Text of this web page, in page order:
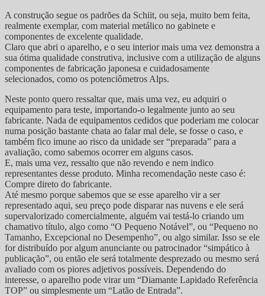
A construção segue os padrões da Schiit, ou seja, muito bem feita,
realmente exemplar, com material metálico no gabinete e
componentes de excelente qualidade.
Claro que abri o aparelho, e o seu interior mais uma vez demonstra a
sua ótima qualidade construtiva, inclusive com a utilização de alguns
componentes de fabricação japonesa e cuidadosamente
selecionados, como os potenciômetros Alps.
Neste ponto quero ressaltar que, mais uma vez, eu adquiri o
equipamento para teste, importando-o legalmente junto ao seu
fabricante. Nada de equipamentos cedidos que poderiam me colocar
numa posição bastante chata ao falar mal dele, se fosse o caso, e
também fico imune ao risco da unidade ser “preparada” para a
avaliação, como sabemos ocorrer em alguns casos.
E, mais uma vez, ressalto que não revendo e nem indico
representantes desse produto. Minha recomendação neste caso é:
Compre direto do fabricante.
Até mesmo porque sabemos que se esse aparelho vir a ser
representado aqui, seu preço pode disparar nas nuvens e ele será
supervalorizado comercialmente, alguém vai testá-lo criando um
chamativo título, algo como “O Pequeno Notável”, ou “Pequeno no
Tamanho, Excepcional no Desempenho”, ou algo similar. Isso se ele
for distribuído por algum anunciante ou patrocinador “simpático à
publicação”, ou então ele será totalmente desprezado ou mesmo será
avaliado com os piores adjetivos possíveis. Dependendo do
interesse, o aparelho pode virar um “Diamante Lapidado Referência
TOP” ou simplesmente um “Latão de Entrada”.